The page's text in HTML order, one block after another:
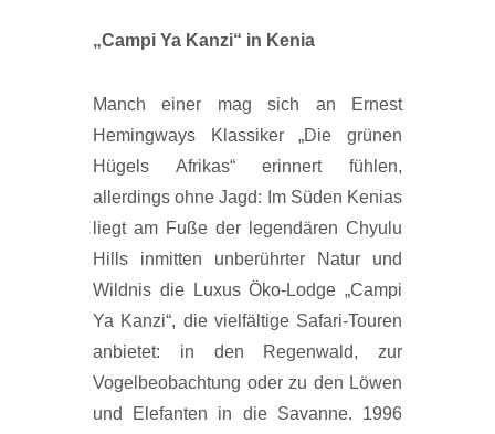
„Campi Ya Kanzi“ in Kenia
Manch einer mag sich an Ernest
Hemingways Klassiker „Die grünen
Hügels Afrikas“ erinnert fühlen,
allerdings ohne Jagd: Im Süden Kenias
liegt am Fuße der legendären Chyulu
Hills inmitten unberührter Natur und
Wildnis die Luxus Öko-Lodge „Campi
Ya Kanzi“, die vielfältige Safari-Touren
anbietet: in den Regenwald, zur
Vogelbeobachtung oder zu den Löwen
und Elefanten in die Savanne. 1996